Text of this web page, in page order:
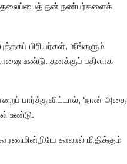
தலைப்பைத் தன் நண்பர்களைக்
பிரியர்கள், ‘நீங்களும்
உண்டு. தனக்குப் பதிலாக
பார்த்துவிட்டால், ‘நான் அதை
உண்டு.
காலால் மிதிக்கும்